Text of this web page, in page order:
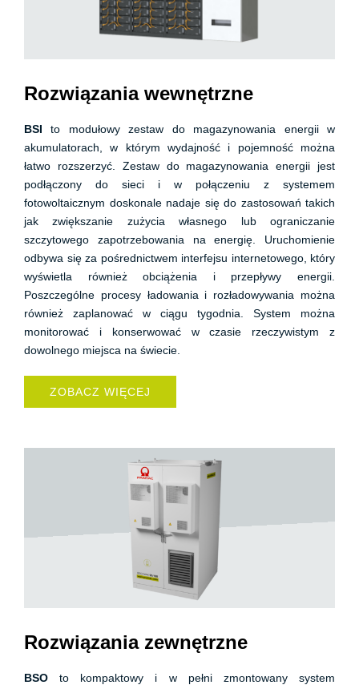
Rozwiązania wewnętrzne
BSI to modułowy zestaw do magazynowania energii w
akumulatorach, w którym wydajność i pojemność można
łatwo rozszerzyć. Zestaw do magazynowania energii jest
podłączony do sieci i w połączeniu z systemem
fotowoltaicznym doskonale nadaje się do zastosowań takich
jak zwiększanie zużycia własnego lub ograniczanie
szczytowego zapotrzebowania na energię. Uruchomienie
odbywa się za pośrednictwem interfejsu internetowego, który
wyświetla również obciążenia i przepływy energii.
Poszczególne procesy ładowania i rozładowywania można
również zaplanować w ciągu tygodnia. System można
monitorować i konserwować w czasie rzeczywistym z
dowolnego miejsca na świecie.
ZOBACZ WIĘCEJ
Rozwiązania zewnętrzne
BSO to kompaktowy i w pełni zmontowany system